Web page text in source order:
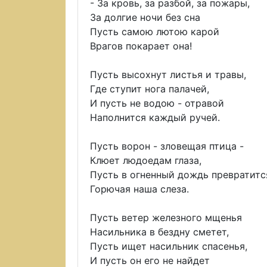
- За кровь, за разбой, за пожары,
За долгие ночи без сна
Пусть самою лютою карой
Врагов покарает она!
Пусть высохнут листья и травы,
Где ступит нога палачей,
И пусть не водою - отравой
Наполнится каждый ручей.
Пусть ворон - зловещая птица -
Клюет людоедам глаза,
Пусть в огненный дождь
Горючая наша слеза.
Пусть ветер железного мщенья
Насильника в бездну сметет,
Пусть ищет насильник спасенья,
И пусть он его не найдет